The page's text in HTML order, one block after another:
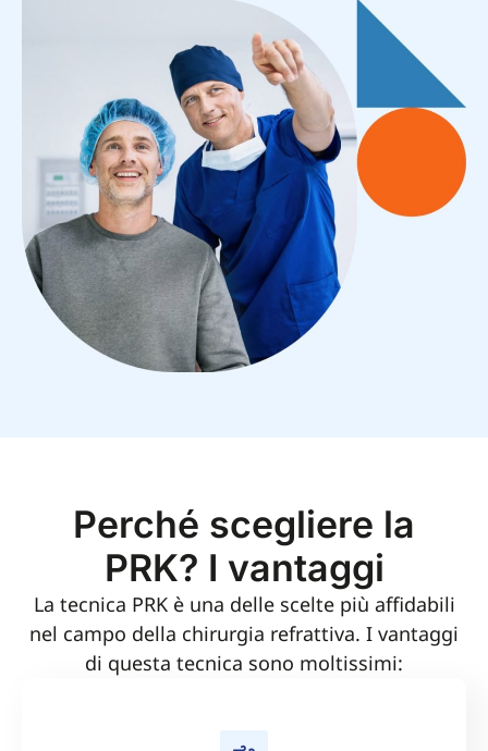
Perché scegliere la
PRK? I vantaggi
La tecnica PRK è una delle scelte più affidabili
nel campo della chirurgia refrattiva. I vantaggi
di questa tecnica sono moltissimi: